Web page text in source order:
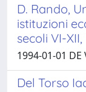
D. Rando,
istituzioni
secoli VI-
1994-01-01 DE
Del Torso